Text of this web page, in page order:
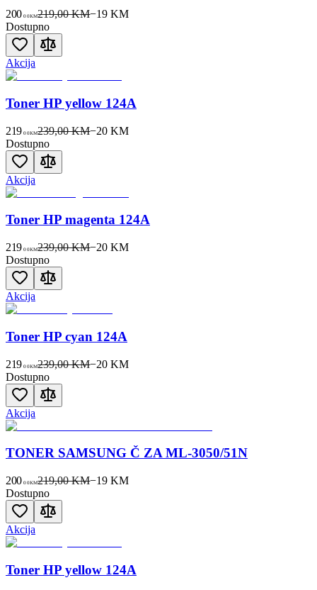
200 00KM219,00 KM−19 KM
Dostupno
Akcija
Toner HP yellow 124A
219 00KM239,00 KM−20 KM
Dostupno
Akcija
Toner HP magenta 124A
219 00KM239,00 KM−20 KM
Dostupno
Akcija
Toner HP cyan 124A
219 00KM239,00 KM−20 KM
Dostupno
Akcija
TONER SAMSUNG Č ZA ML-3050/51N
200 00KM219,00 KM−19 KM
Dostupno
Akcija
Toner HP yellow 124A